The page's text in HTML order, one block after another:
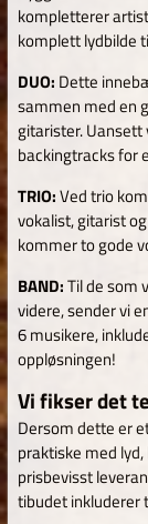
kompletterer
komplett lydbilde
DUO: Dette
sammen med en
gitarister.
backingtracks for
TRIO:Ved trio
vokalist, gitarist
kommer to gode
BAND:Til de som
videre, sender vi
6 musikere,
oppløsningen!
Vi fikser det
Dersom dette er
praktiske med
prisbevisst
tibudet inkluderer